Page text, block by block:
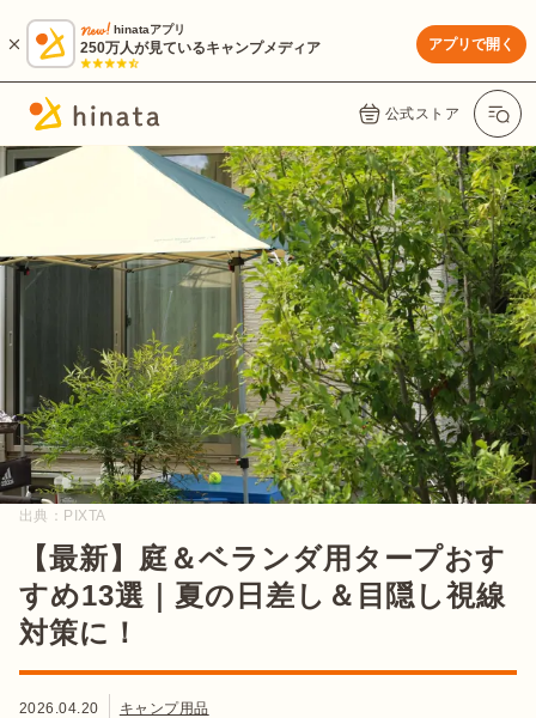
hinataアプリ
250万人が見ているキャンプメディア アプリで開く
公式ストア
出典： PIXTA
【最新】庭＆ベランダ用タープおす
すめ13選｜夏の日差し＆目隠し視線
対策に！
2026.04.20
キャンプ用品